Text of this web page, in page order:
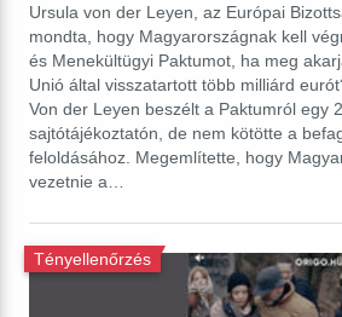
Ursula von der Leyen, az Európai
mondta, hogy Magyarországnak kell
és Menekültügyi Paktumot, ha meg
Unió által visszatartott több milliárd
Von der Leyen beszélt a Paktumról egy
sajtótájékoztatón, de nem kötötte a
feloldásához. Megemlítette, hogy
vezetnie a…
Tényellenőrzés